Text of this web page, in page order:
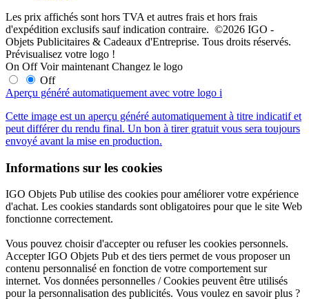
Les prix affichés sont hors TVA et autres frais et hors frais
d'expédition exclusifs sauf indication contraire. ©2026 IGO -
Objets Publicitaires & Cadeaux d'Entreprise. Tous droits réservés.
Prévisualisez votre logo !
On Off Voir maintenant Changez le logo
Off
Aperçu généré automatiquement avec votre logo i
Cette image est un aperçu généré automatiquement à titre indicatif et
peut différer du rendu final. Un bon à tirer gratuit vous sera toujours
envoyé avant la mise en production.
Informations sur les cookies
IGO Objets Pub utilise des cookies pour améliorer votre expérience
d'achat. Les cookies standards sont obligatoires pour que le site Web
fonctionne correctement.
Vous pouvez choisir d'accepter ou refuser les cookies personnels.
Accepter IGO Objets Pub et des tiers permet de vous proposer un
contenu personnalisé en fonction de votre comportement sur
internet. Vos données personnelles / Cookies peuvent être utilisés
pour la personnalisation des publicités. Vous voulez en savoir plus ?